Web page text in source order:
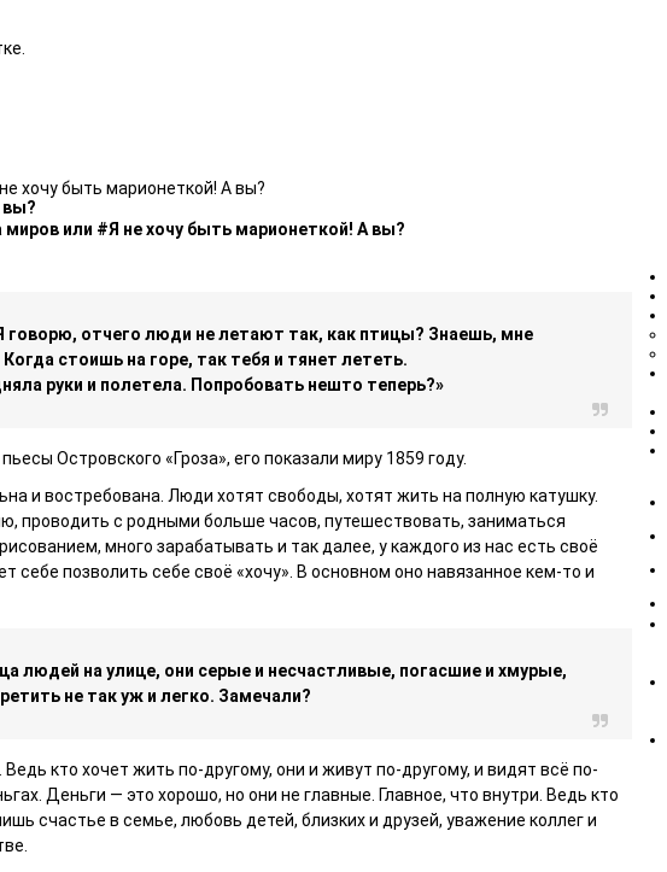
хочу быть марионеткой! А вы?
вы?
или #Я не хочу быть марионеткой! А вы?
отчего люди не летают так, как птицы? Знаешь, мне
стоишь на горе, так тебя и тянет лететь.
руки и полетела. Попробовать нешто теперь?»
Островского «Гроза», его показали миру 1859 году.
и востребована. Люди хотят свободы, хотят жить на полную катушку.
проводить с родными больше часов, путешествовать, заниматься
много зарабатывать и так далее, у каждого из нас есть своё
себе позволить себе своё «хочу». В основном оно навязанное кем-то и
людей на улице, они серые и несчастливые, погасшие и хмурые,
не так уж и легко. Замечали?
кто хочет жить по-другому, они и живут по-другому, и видят всё по-
Деньги — это хорошо, но они не главные. Главное, что внутри. Ведь кто
счастье в семье, любовь детей, близких и друзей, уважение коллег и